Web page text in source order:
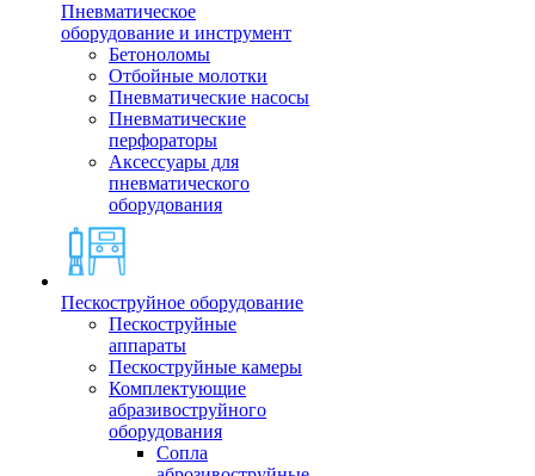
Пневматическое
оборудование и инструмент
Бетоноломы
Отбойные молотки
Пневматические насосы
Пневматические
перфораторы
Аксессуары для
пневматического
оборудования
Пескоструйное оборудование
Пескоструйные
аппараты
Пескоструйные камеры
Комплектующие
абразивоструйного
оборудования
Сопла